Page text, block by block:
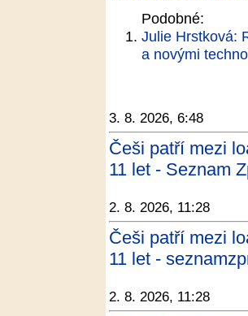
Podobné:
Julie Hrstková:
a novými
3. 8. 2026, 6:48
Češi patří mezi
11 let - Seznam
2. 8. 2026, 11:28
Češi patří mezi
11 let -
2. 8. 2026, 11:28